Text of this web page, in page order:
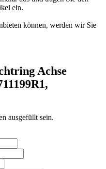
ein.
können, werden wir Sie
Achse
ausgefüllt sein.